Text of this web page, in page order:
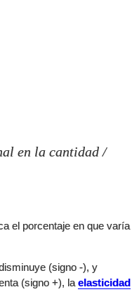
en la cantidad /
el porcentaje en que varía
(signo -), y
(signo +), la elasticidad